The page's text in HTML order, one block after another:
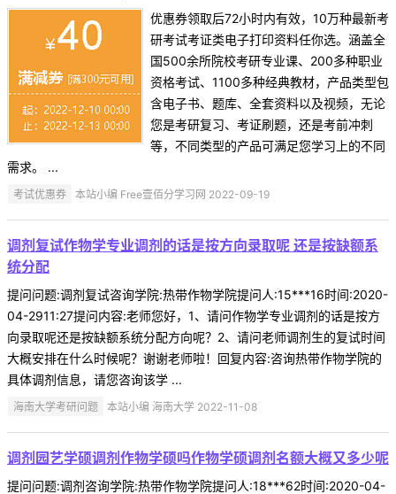
优惠券领取后72小时内有效，10万种最新考
研考试考证类电子打印资料任你选。涵盖全
国500余所院校考研专业课、200多种职业
资格考试、1100多种经典教材，产品类型包
含电子书、题库、全套资料以及视频，无论
您是考研复习、考证刷题，还是考前冲刺
等，不同类型的产品可满足您学习上的不同
需求。 ...
考试优惠券 本站小编 Free壹佰分学习网 2022-09-19
调剂复试作物学专业调剂的话是按方向录取呢 还是按缺额系
统分配
提问问题:调剂复试咨询学院:热带作物学院提问人:15***16时间:2020-
04-2911:27提问内容:老师您好，1、请问作物学专业调剂的话是按方
向录取呢还是按缺额系统分配方向呢？2、请问老师调剂生的复试时间
大概安排在什么时候呢？谢谢老师啦！回复内容:咨询热带作物学院的
具体调剂信息，请您咨询该学 ...
海南大学考研问题 本站小编 海南大学 2022-11-08
调剂园艺学硕调剂作物学硕吗作物学硕调剂名额大概又多少呢
提问问题:调剂咨询学院:热带作物学院提问人:18***62时间:2020-04-